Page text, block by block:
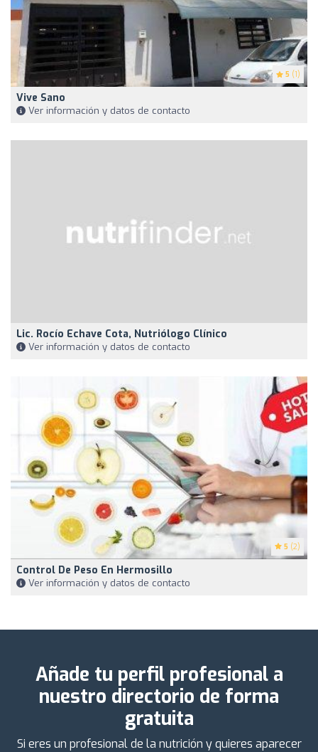
5 (1)
Vive Sano
Ver información y datos de contacto
Lic. Rocío Echave Cota, Nutriólogo Clínico
Ver información y datos de contacto
5 (2)
Control De Peso En Hermosillo
Ver información y datos de contacto
Añade tu perfil profesional a
nuestro directorio de forma
gratuita
Si eres un profesional de la nutrición y quieres aparecer